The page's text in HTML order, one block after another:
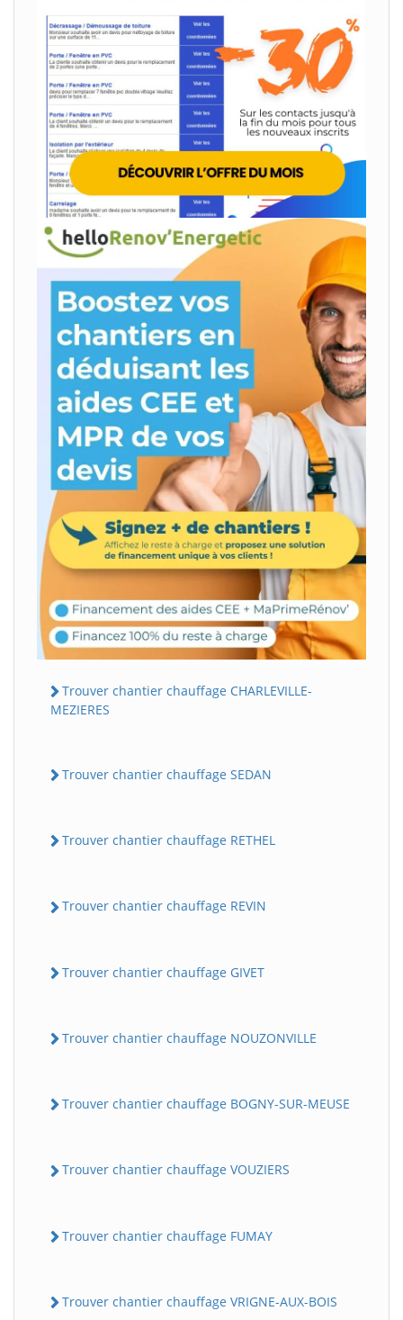
Trouver chantier chauffage CHARLEVILLE-
MEZIERES
Trouver chantier chauffage SEDAN
Trouver chantier chauffage RETHEL
Trouver chantier chauffage REVIN
Trouver chantier chauffage GIVET
Trouver chantier chauffage NOUZONVILLE
Trouver chantier chauffage BOGNY-SUR-MEUSE
Trouver chantier chauffage VOUZIERS
Trouver chantier chauffage FUMAY
Trouver chantier chauffage VRIGNE-AUX-BOIS